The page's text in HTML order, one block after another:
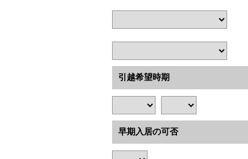
引越希望時期
早期入居の可否